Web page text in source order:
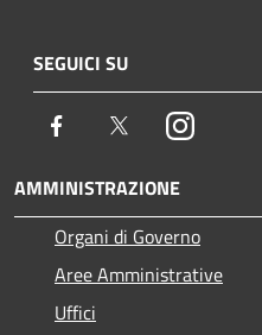
SEGUICI SU
Facebook TwitterInstagram
AMMINISTRAZIONE
Organi di Governo
Aree Amministrative
Uffici